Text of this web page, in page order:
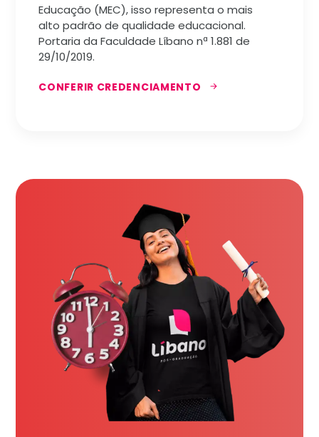
Educação (MEC), isso representa o mais
alto padrão de qualidade educacional.
Portaria da Faculdade Líbano nª 1.881 de
29/10/2019.
CONFERIR CREDENCIAMENTO